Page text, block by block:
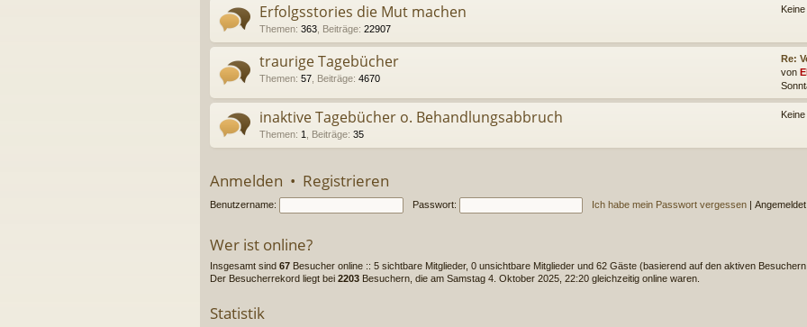
Erfolgsstories die Mut machen
Themen: 363 Beiträge: 22907
traurige Tagebücher
Themen: 57 Beiträge: 4670
Re:
von
inaktive Tagebücher o. Behandlungsabbruch
Themen: 1 Beiträge: 35
Anmelden • Registrieren
Benutzername: Passwort: Ich habe mein Passwort vergessen |
Wer ist online?
Insgesamt sind 67 Besucher online :: 5 sichtbare Mitglieder, 0 unsichtbare Mitglieder und 62 Gäste (basierend auf den aktiven
Der Besucherrekord liegt bei 2203 Besuchern, die am Samstag 4. Oktober 2025, 22:20 gleichzeitig online waren.
Statistik